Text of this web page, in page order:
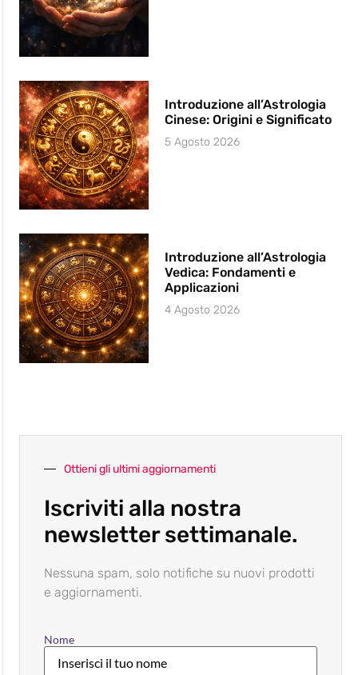
Introduzione all’Astrologia
Cinese: Origini e Significato
5 Agosto 2026
Introduzione all’Astrologia
Vedica: Fondamenti e
Applicazioni
4 Agosto 2026
Ottieni gli ultimi aggiornamenti
Iscriviti alla nostra
newsletter settimanale.
Nessuna spam, solo notifiche su nuovi prodotti
e aggiornamenti.
Nome